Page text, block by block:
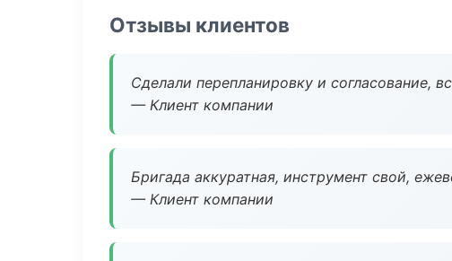
Отзывы клиентов
Сделали перепланировку и согласование,
— Клиент компании
Бригада аккуратная, инструмент свой,
— Клиент компании